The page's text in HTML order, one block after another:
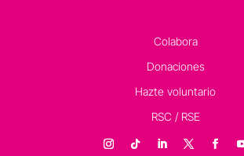
Colabora
Donaciones
Hazte voluntario
RSC / RSE